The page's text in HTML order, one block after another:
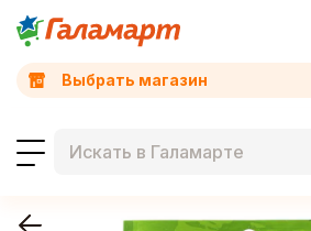
Выбрать магазин